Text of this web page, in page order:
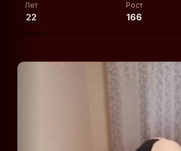
Лет
22
Рост
166